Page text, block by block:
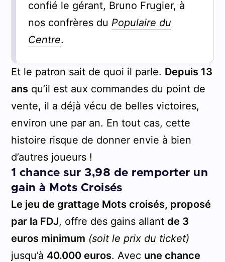
confié le gérant, Bruno Frugier, à
nos confrères du Populaire du
Centre.
Et le patron sait de quoi il parle. Depuis 13
ansqu’il est aux commandes du point de
vente, il a déjà vécu de belles victoires,
environ une par an. En tout cas, cette
histoire risque de donner envie à bien
d’autres joueurs !
1 chance sur 3,98 de remporter un
gain à Mots Croisés
Le jeu de grattage Mots croisés, proposé
par la FDJ, offre des gains allant de 3
euros minimum (soit le prix du ticket)
jusqu’à 40.000 euros. Avec une chance